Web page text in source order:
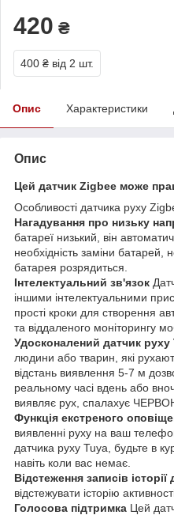
420 ₴
400 ₴ від 2 шт.
Опис Характеристики
Опис
Цей датчик Zigbee може
Особливості датчика руху
Нагадування про низьку
батареї низький, він
необхідність заміни
батарея розрядиться.
Інтелектуальний зв'язок
іншими інтелектуальними
прості кроки для створення
та віддаленого моніторингу
Удосконалений датчик
людини або тварин, які
відстань виявлення 5-7 м
реальному часі вдень або
виявляє рух, спалахує
Функція екстреного
виявленні руху на ваш
датчика руху Tuya, будьте в
навіть коли вас немає.
Відстеження записів
відстежувати історію
Голосова підтримка Цей